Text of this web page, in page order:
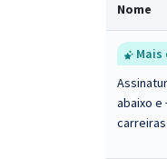
Nome
Mais
abaixo e